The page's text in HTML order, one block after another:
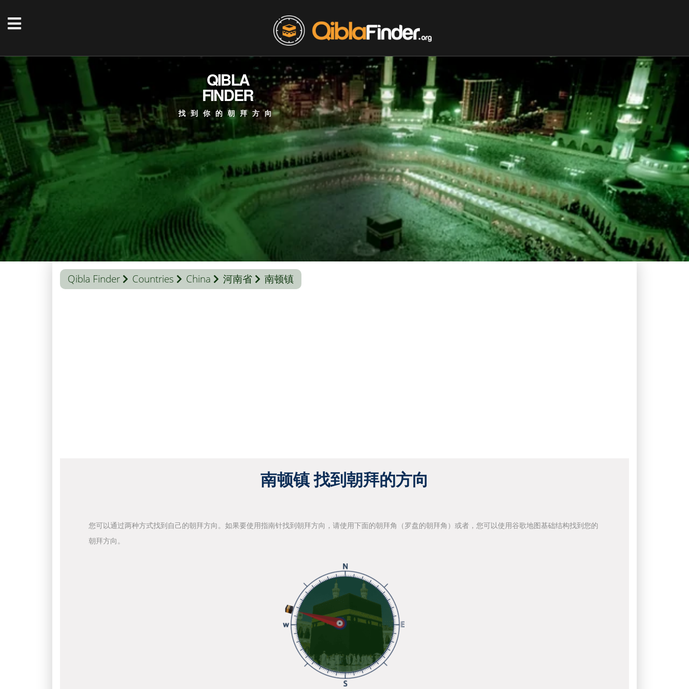
QIBLA
FINDER
找到你的朝拜方向
Qibla Finder Countries China 河南省 南顿镇
南顿镇 找到朝拜的方向
您可以通过两种方式找到自己的朝拜方向。如果要使用指南针找到朝拜方向，请使用下面的朝拜角（罗盘的朝拜角）或者，您可以使用谷歌地图基础结构找到您的
朝拜方向。